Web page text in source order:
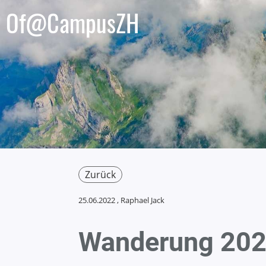
Of@CampusZH
Zurück
25.06.2022, Raphael Jack
Wanderung